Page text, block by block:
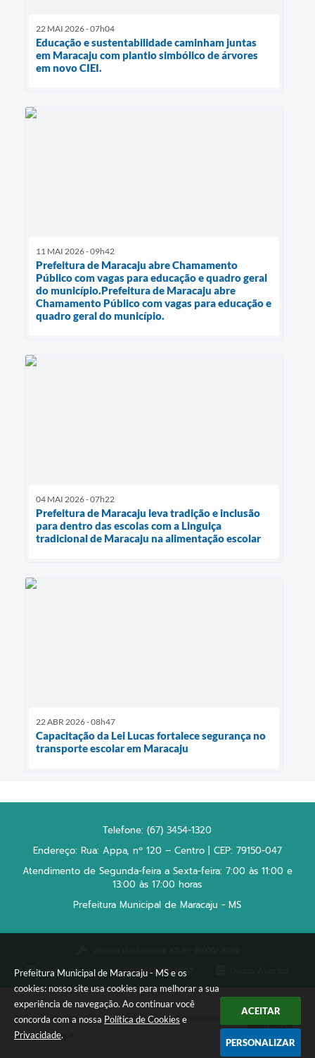
Prefeitura Municipal de Maracaju - MS e os
cookies: nosso site usa cookies para melhorar a sua
experiência de navegação. Ao continuar você
concorda com a nossa Política de Cookies e
Privacidade.
ACEITAR
PERSONALIZAR
22 MAI 2026 - 07h04
Educação e sustentabilidade caminham juntas
em Maracaju com plantio simbólico de árvores
em novo CIEI.
11 MAI 2026 - 09h42
Prefeitura de Maracaju abre Chamamento
Público com vagas para educação e quadro geral
do município.Prefeitura de Maracaju abre
Chamamento Público com vagas para educação e
quadro geral do município.
04 MAI 2026 - 07h22
Prefeitura de Maracaju leva tradição e inclusão
para dentro das escolas com a Linguiça
tradicional de Maracaju na alimentação escolar
22 ABR 2026 - 08h47
Capacitação da Lei Lucas fortalece segurança no
transporte escolar em Maracaju
Telefone: (67) 3454-1320
Endereço: Rua: Appa, nº 120 – Centro | CEP: 79150-047
Atendimento de Segunda-feira a Sexta-feira: 7:00 às 11:00 e
13:00 às 17:00 horas
Prefeitura Municipal de Maracaju - MS
Portal atualizado em:06/08/2026 16:07
Copyright Instar - 2006-2026. Todos os direitos reservados -
Instar Tecnologia